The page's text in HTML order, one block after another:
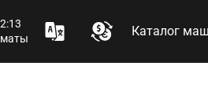
Каталог